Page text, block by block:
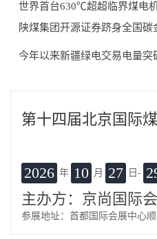
世界首台630℃超超临界煤电
陕煤集团开源证券跻身全国碳
今年以来新疆绿电交易电量突
第十四届北京国际
2026 年 10 月 27 日-
主办方：京尚国际
参展地址：首都国际会展中心